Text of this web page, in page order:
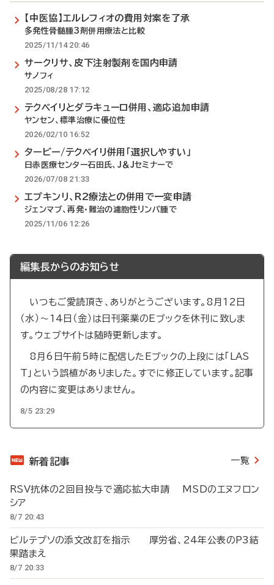
【中医協】エルレフィオの費用対案を了承
多発性骨髄腫3剤併用療法と比較
2025/11/14 20:46
サークリサ、皮下注射製剤を国内申請
サノフィ
2025/08/28 17:12
テクベイリとダラキューロ併用、適応追加申請
ヤンセン、標準治療に優位性
2026/02/10 16:52
タービー/テクベイリ併用「選択しやすい」
日赤医療センター石田氏、J＆Jセミナーで
2026/07/08 21:33
エプキンリ、R2療法との併用で一変申請
ジェンマブ、再発・難治の濾胞性リンパ腫で
2025/11/06 12:26
編集長からのお知らせ
いつもご愛読頂き、ありがとうございます。8月12日
（水）～14日（金）は日刊薬業のEブックを休刊に致しま
す。ウェブサイトは随時更新します。
8月6日午前5時に配信したEブックの上段には「LAS
T」という誤植がありました。すでに修正しています。記事
の内容に変更はありません。
8/5 23:29
新着記事 一覧
RSV抗体の2回目投与で適応拡大申請 MSDのエヌフロン
シア
8/7 20:43
ビルテプソの添文改訂を指示 厚労省、24年公表のP3結
果踏まえ
8/7 20:33